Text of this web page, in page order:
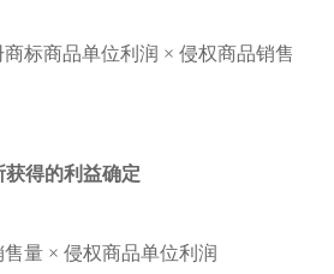
标商品单位利润 × 侵权商品销售
获得的利益确定
量 × 侵权商品单位利润